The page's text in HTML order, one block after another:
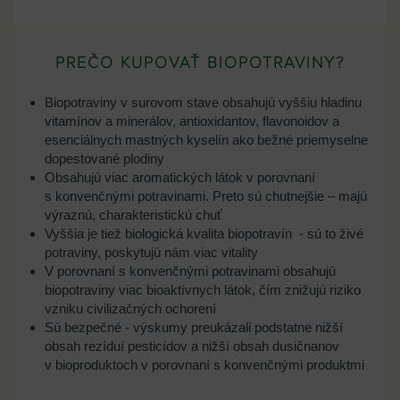
PREČO KUPOVAŤ BIOPOTRAVINY?
Biopotraviny v surovom stave obsahujú vyššiu hladinu
vitamínov a minerálov, antioxidantov, flavonoidov a
esenciálnych mastných kyselín ako bežné priemyselne
dopestované plodiny
Obsahujú viac aromatických látok v porovnaní
s konvenčnými potravinami. Preto sú chutnejšie – majú
výraznú, charakteristickú chuť
Vyššia je tiež biologická kvalita biopotravín - sú to živé
potraviny, poskytujú nám viac vitality
V porovnaní s konvenčnými potravinami obsahujú
biopotraviny viac bioaktívnych látok, čím znižujú riziko
vzniku civilizačných ochorení
Sú bezpečné - výskumy preukázali podstatne nižší
obsah rezíduí pesticídov a nižší obsah dusičnanov
v bioproduktoch v porovnaní s konvenčnými produktmi